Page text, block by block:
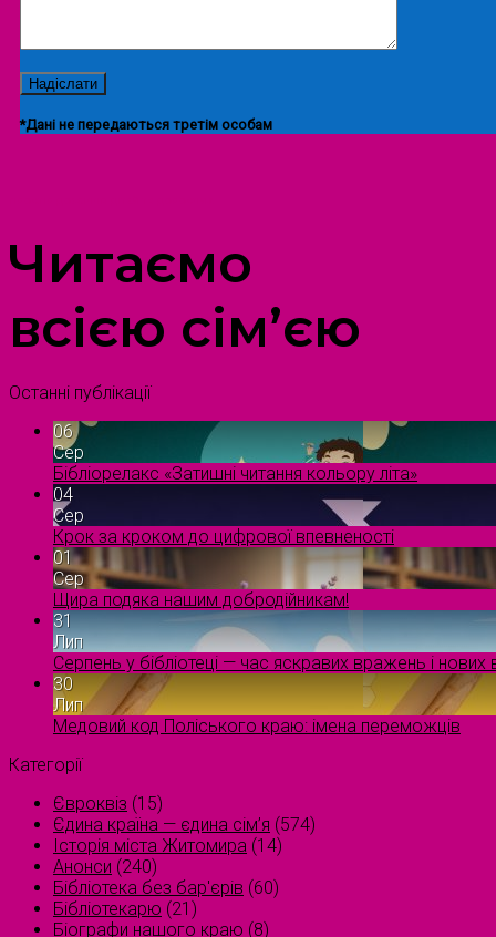
*Дані не передаються третім особам
Читаємо
всією сім’єю
Останні публікації
06
Сер
Бібліорелакс «Затишні читання кольору літа»
04
Сер
Крок за кроком до цифрової впевненості
01
Сер
Щира подяка нашим добродійникам!
31
Лип
Серпень у бібліотеці — час яскравих вражень і нових
30
Лип
Медовий код Поліського краю: імена переможців
Категорії
Євроквіз (15)
Єдина країна — єдина сім’я (574)
Історія міста Житомира (14)
Анонси (240)
Бібліотека без бар'єрів (60)
Бібліотекарю (21)
Біографи нашого краю (8)